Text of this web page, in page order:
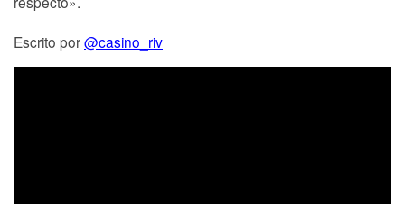
Escrito por@casino_riv